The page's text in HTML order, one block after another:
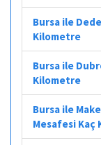
Bursa ile
Kilometre
Bursa ile
Kilometre
Bursa ile
Mesafesi Kaç